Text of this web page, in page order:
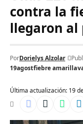
contra la
llegaron al
Última actualización: 19
PorDorielys Alzolar
19agostfiebre amarilla